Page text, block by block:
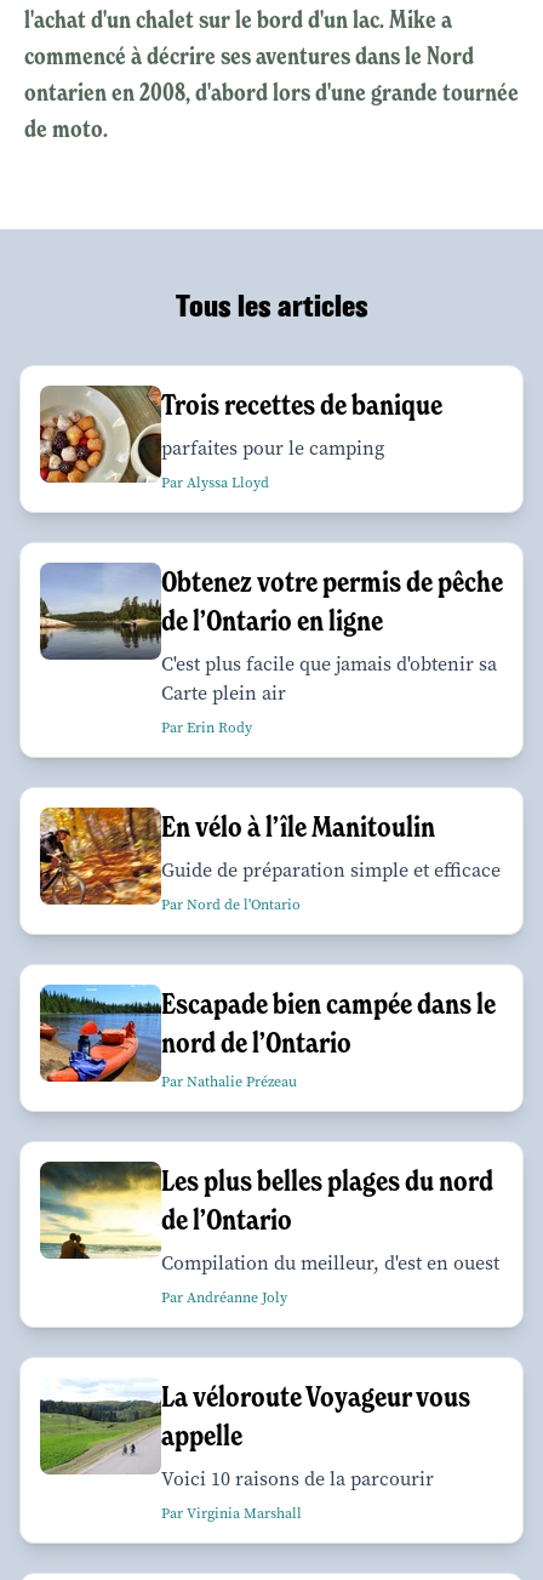
l'achat d'un chalet sur le bord d'un lac. Mike a
commencé à décrire ses aventures dans le Nord
ontarien en 2008, d'abord lors d'une grande tournée
de moto.
Tous les articles
Trois recettes de banique
parfaites pour le camping
Par Alyssa Lloyd
Obtenez votre permis de pêche
de l’Ontario en ligne
C'est plus facile que jamais d'obtenir sa
Carte plein air
Par Erin Rody
En vélo à l’île Manitoulin
Guide de préparation simple et efficace
Par Nord de l'Ontario
Escapade bien campée dans le
nord de l’Ontario
Par Nathalie Prézeau
Les plus belles plages du nord
de l’Ontario
Compilation du meilleur, d'est en ouest
Par Andréanne Joly
La véloroute Voyageur vous
appelle
Voici 10 raisons de la parcourir
Par Virginia Marshall